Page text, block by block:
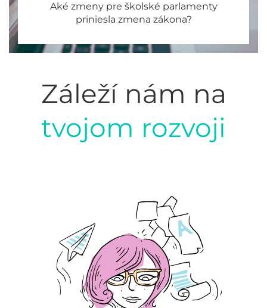
Aké zmeny pre školské parlamenty
priniesla zmena zákona?
Záleží nám na
tvojom rozvoji